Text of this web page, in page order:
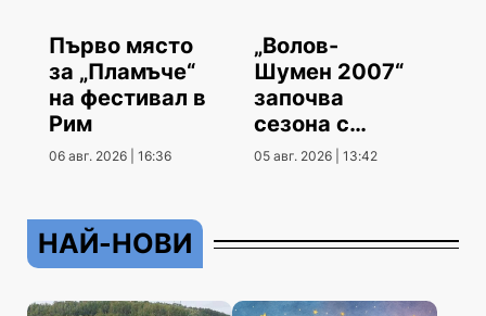
Първо място
за „Пламъче“
на фестивал в
Рим
06 авг. 2026 | 16:36
„Волов-
Шумен 2007“
започва
сезона с
гостуване
05 авг. 2026 | 13:42
НАЙ-НОВИ